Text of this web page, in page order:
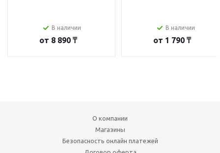
В наличии
от 8 890 ₸
В наличии
от 1 790 ₸
О компании
Магазины
Безопасность онлайн платежей